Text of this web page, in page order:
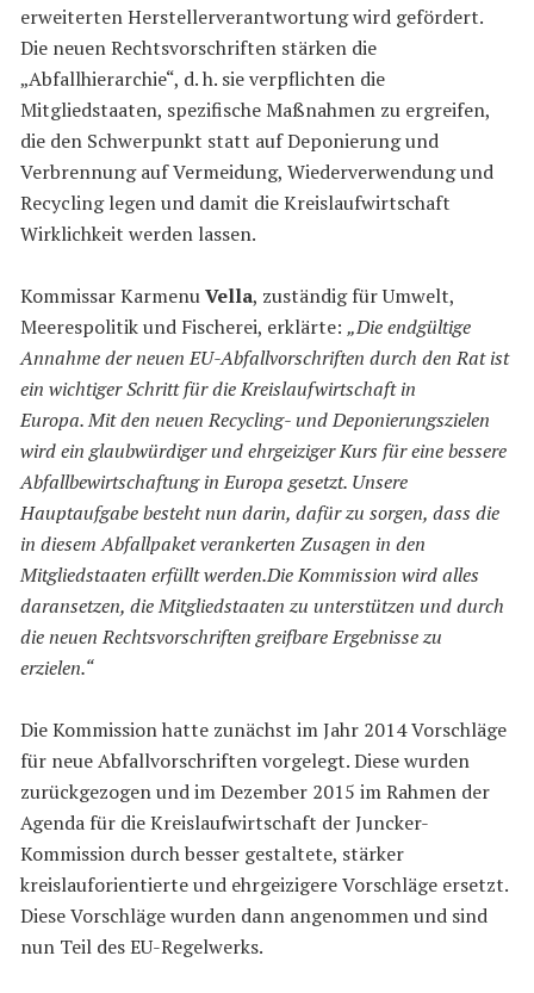
erweiterten Herstellerverantwortung wird gefördert.
Die neuen Rechtsvorschriften stärken die
„Abfallhierarchie“, d. h. sie verpflichten die
Mitgliedstaaten, spezifische Maßnahmen zu ergreifen,
die den Schwerpunkt statt auf Deponierung und
Verbrennung auf Vermeidung, Wiederverwendung und
Recycling legen und damit die Kreislaufwirtschaft
Wirklichkeit werden lassen.
Kommissar KarmenuVella, zuständig für Umwelt,
Meerespolitik und Fischerei, erklärte: „Die endgültige
Annahme der neuen EU-Abfallvorschriften durch den Rat ist
ein wichtiger Schritt für die Kreislaufwirtschaft in
Europa. Mit den neuen Recycling- und Deponierungszielen
wird ein glaubwürdiger und ehrgeiziger Kurs für eine bessere
Abfallbewirtschaftung in Europa gesetzt. Unsere
Hauptaufgabe besteht nun darin, dafür zu sorgen, dass die
in diesem Abfallpaket verankerten Zusagen in den
Mitgliedstaaten erfüllt werden.Die Kommission wird alles
daransetzen, die Mitgliedstaaten zu unterstützen und durch
die neuen Rechtsvorschriften greifbare Ergebnisse zu
erzielen.“
Die Kommission hatte zunächst im Jahr 2014 Vorschläge
für neue Abfallvorschriften vorgelegt. Diese wurden
zurückgezogen und im Dezember 2015 im Rahmen der
Agenda für die Kreislaufwirtschaft der Juncker-
Kommission durch besser gestaltete, stärker
kreislauforientierte und ehrgeizigere Vorschläge ersetzt.
Diese Vorschläge wurden dann angenommen und sind
nun Teil des EU-Regelwerks.